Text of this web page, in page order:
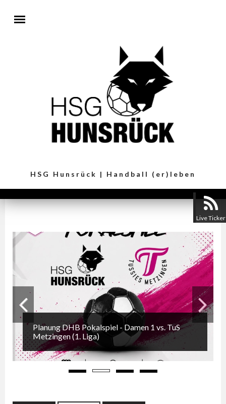
HSG Hunsrück | Handball (er)leben
Planung DHB Pokalspiel - Damen 1 vs. TuS
Metzingen (1. Liga)
Zurück
Live Ticker